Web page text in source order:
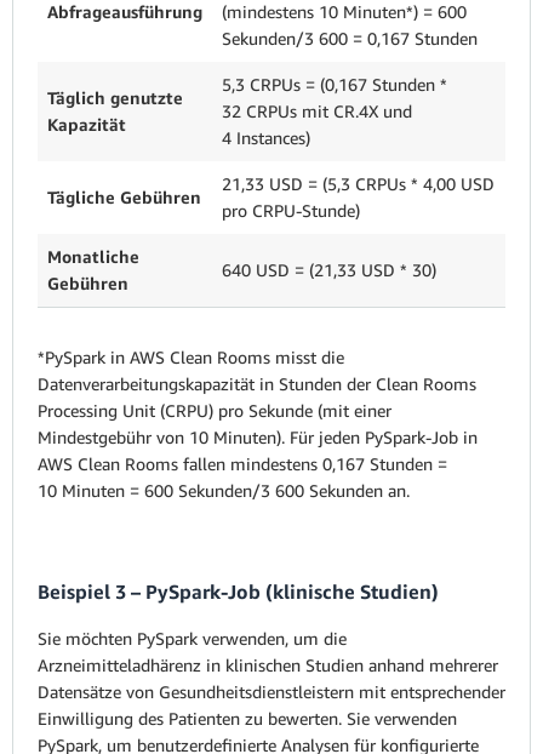
Abfrageausführung
(mindestens 10 Minuten*) = 600
Sekunden/3 600 = 0,167 Stunden
Täglich genutzte
Kapazität
5,3 CRPUs = (0,167 Stunden *
32 CRPUs mit CR.4X und
4 Instances)
Tägliche Gebühren
21,33 USD = (5,3 CRPUs * 4,00 USD
pro CRPU-Stunde)
Monatliche
Gebühren
640 USD = (21,33 USD * 30)
*PySpark in AWS Clean Rooms misst die
Datenverarbeitungskapazität in Stunden der Clean Rooms
Processing Unit (CRPU) pro Sekunde (mit einer
Mindestgebühr von 10 Minuten). Für jeden PySpark-Job in
AWS Clean Rooms fallen mindestens 0,167 Stunden =
10 Minuten = 600 Sekunden/3 600 Sekunden an.
Beispiel 3 – PySpark-Job (klinische Studien)
Sie möchten PySpark verwenden, um die
Arzneimitteladhärenz in klinischen Studien anhand mehrerer
Datensätze von Gesundheitsdienstleistern mit entsprechender
Einwilligung des Patienten zu bewerten. Sie verwenden
PySpark, um benutzerdefinierte Analysen für konfigurierte